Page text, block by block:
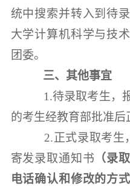
统中搜索并转入到待
大学计算机科学与技
团委。
三、其他事宜
1.待录取考生，
的考生经教育部批准后
2.正式录取考生
寄发录取通知书 （录
电话确认和修改的方